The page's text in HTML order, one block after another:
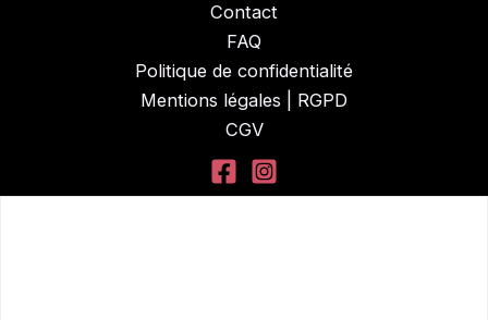
Contact
FAQ
Politique de confidentialité
Mentions légales | RGPD
CGV